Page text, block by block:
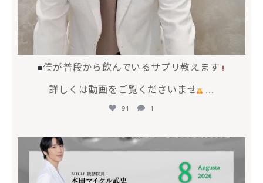
僕が普段から飲んでいるサプリ教えます
詳しくは動画をご覧くださいませ
...
91 1
mycli.honda